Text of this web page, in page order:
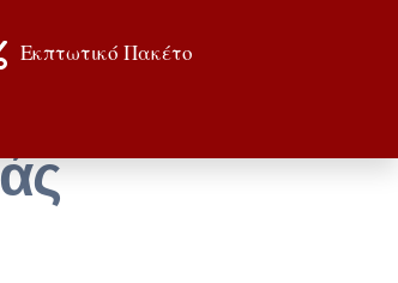
Εκπτωτικό Πακέτο